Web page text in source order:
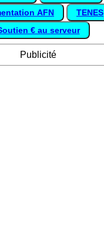
AFN
TENES
€ au serveur
Publicité